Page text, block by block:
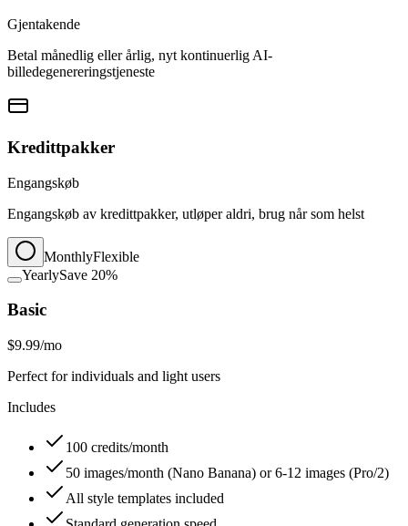
Gjentakende
Betal månedlig eller årlig, nyt kontinuerlig AI-
billedegenereringstjeneste
Kredittpakker
Engangskøb
Engangskøb av kredittpakker, utløper aldri, brug når som helst
MonthlyFlexible
YearlySave 20%
Basic
$9.99/mo
Perfect for individuals and light users
Includes
100 credits/month
50 images/month (Nano Banana) or 6-12 images (Pro/2)
All style templates included